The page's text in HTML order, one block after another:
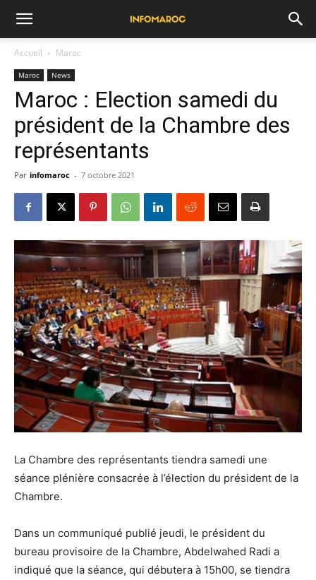
Accueil Maroc
Maroc News
Maroc : Election samedi du
président de la Chambre des
représentants
Par infomaroc - 7 octobre 2021
La Chambre des représentants tiendra samedi une
séance plénière consacrée à l’élection du président de la
Chambre.
Dans un communiqué publié jeudi, le président du
bureau provisoire de la Chambre, Abdelwahed Radi a
indiqué que la séance, qui débutera à 15h00, se tiendra